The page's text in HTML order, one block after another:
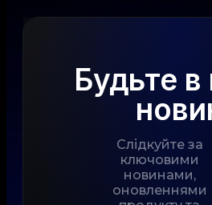
Будьте в
Слідкуйте за
ключовими
новинами,
оновленнями